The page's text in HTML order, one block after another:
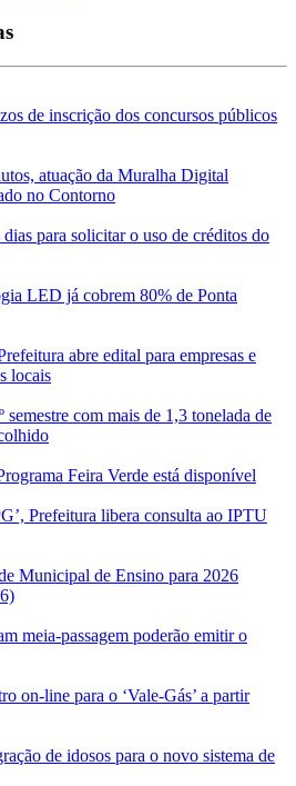
de inscrição dos concursos públicos
atuação da Muralha Digital
no Contorno
para solicitar o uso de créditos do
LED já cobrem 80% de Ponta
abre edital para empresas e
locais
semestre com mais de 1,3 tonelada de
Feira Verde está disponível
Prefeitura libera consulta ao IPTU
Municipal de Ensino para 2026
meia-passagem poderão emitir o
on-line para o ‘Vale-Gás’ a partir
de idosos para o novo sistema de